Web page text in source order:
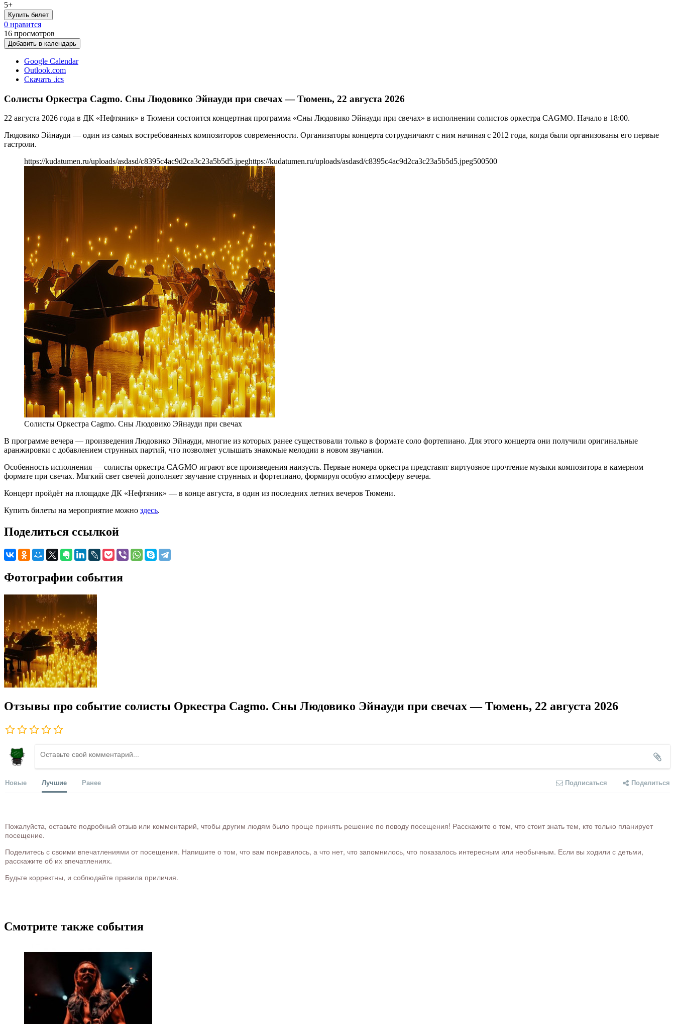
5+
Купить билет
0 нравится
16 просмотров
Добавить в календарь
Google Calendar
Outlook.com
Скачать .ics
Солисты Оркестра Cagmo. Сны Людовико Эйнауди при свечах — Тюмень, 22 августа 2026
22 августа 2026 года в ДК «Нефтяник» в Тюмени состоится концертная программа «Сны Людовико Эйнауди при свечах» в исполнении солистов оркестра CAGMO. Начало в 18:00.
Людовико Эйнауди — один из самых востребованных композиторов современности. Организаторы концерта сотрудничают с ним начиная с 2012 года, когда были организованы его первые
гастроли.
https://kudatumen.ru/uploads/asdasd/c8395c4ac9d2ca3c23a5b5d5.jpeghttps://kudatumen.ru/uploads/asdasd/c8395c4ac9d2ca3c23a5b5d5.jpeg500500
Солисты Оркестра Cagmo. Сны Людовико Эйнауди при свечах
В программе вечера — произведения Людовико Эйнауди, многие из которых ранее существовали только в формате соло фортепиано. Для этого концерта они получили оригинальные
аранжировки с добавлением струнных партий, что позволяет услышать знакомые мелодии в новом звучании.
Особенность исполнения — солисты оркестра CAGMO играют все произведения наизусть. Первые номера оркестра представят виртуозное прочтение музыки композитора в камерном
формате при свечах. Мягкий свет свечей дополняет звучание струнных и фортепиано, формируя особую атмосферу вечера.
Концерт пройдёт на площадке ДК «Нефтяник» — в конце августа, в один из последних летних вечеров Тюмени.
Купить билеты на мероприятие можно здесь.
Поделиться ссылкой
Фотографии события
Отзывы про событие солисты Оркестра Cagmo. Сны Людовико Эйнауди при свечах — Тюмень, 22 августа 2026
Новые Лучшие Ранее Подписаться Поделиться
Пожалуйста, оставьте подробный отзыв или комментарий, чтобы другим людям было проще принять решение по поводу посещения! Расскажите о том, что стоит знать тем, кто только планирует
посещение.
Поделитесь с своими впечатлениями от посещения. Напишите о том, что вам понравилось, а что нет, что запомнилось, что показалось интересным или необычным. Если вы ходили с детьми,
расскажите об их впечатлениях.
Будьте корректны, и соблюдайте правила приличия.
Смотрите также события